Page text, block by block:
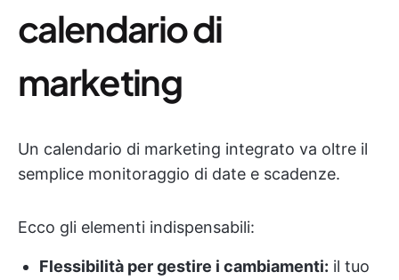
calendario di
marketing
Un calendario di marketing integrato va oltre il
semplice monitoraggio di date e scadenze.
Ecco gli elementi indispensabili:
Flessibilità per gestire i cambiamenti: il tuo